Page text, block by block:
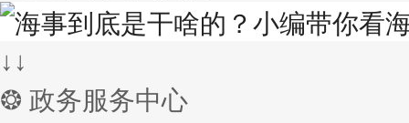
↓↓
❂ 政务服务中心